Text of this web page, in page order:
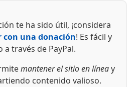
te ha sido útil, ¡considera
una donación! Es fácil y
a través de PayPal.
mantener el sitio en líneay
contenido valioso.